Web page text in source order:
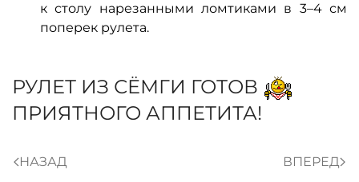
к столу нарезанными ломтиками в 3–4 см
поперек рулета.
РУЛЕТ ИЗ СЁМГИ ГОТОВ
ПРИЯТНОГО АППЕТИТА!
НАЗАД ВПЕРЕД